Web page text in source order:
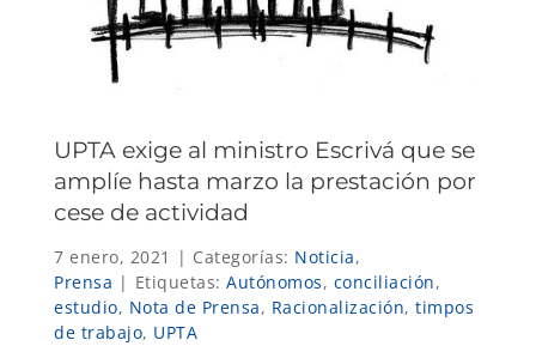
UPTA exige al ministro Escrivá que se
amplíe hasta marzo la prestación por
cese de actividad
7 enero, 2021 | Categorías: Noticia,
Prensa | Etiquetas: Autónomos, conciliación,
estudio, Nota de Prensa, Racionalización, timpos
de trabajo, UPTA